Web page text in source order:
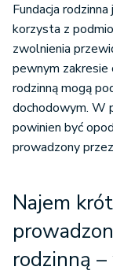
Fundacja
korzysta z
zwolnienia
pewnym zakresie
rodzinną mogą
dochodowym. W
powinien być
prowadzony
Najem
rodzinną